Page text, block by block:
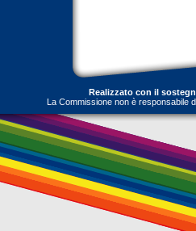
Realizzato con il
La Commissione non è responsabile